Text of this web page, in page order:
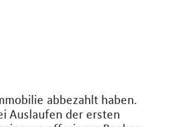
abbezahlt haben.
Auslaufen der ersten